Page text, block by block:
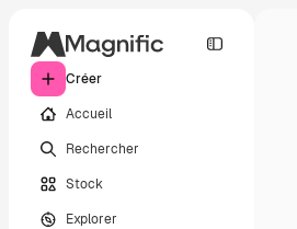
Créer
Accueil
Rechercher
Stock
Explorer